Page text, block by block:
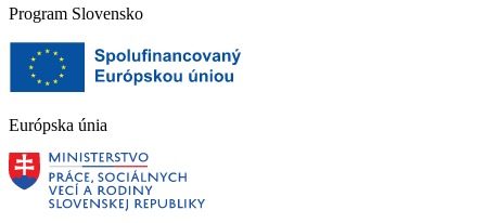
Program Slovensko
Európska únia